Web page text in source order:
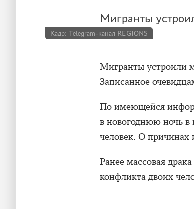
Мигранты
Кадр: Telegram-канал REGIONS
Мигранты устроили
Записанное
По имеющейся
в новогоднюю ночь в
человек. О причинах
Ранее массовая
конфликта двоих